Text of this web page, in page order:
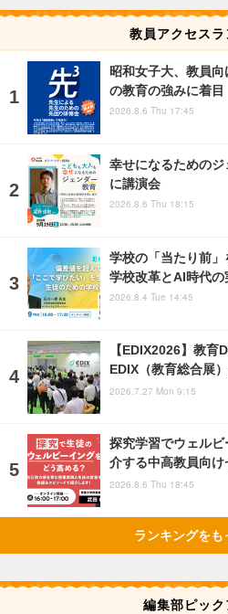
教員アクセスラ
昭和女子大、教員
の教育の強みに着目
2026.8.6 Thu 17:45
幸せになるための
に講演会
2026.8.6 Thu 18:15
学校の「当たり前
学校改革とAI時代の
2026.8.4 Tue 14:45
【EDIX2026】教育
EDIX（教育総合展
2026.7.27 Mon 9:15
探究学習でウェル
介する中高教員向
2026.8.6 Thu 18:45
ランキングをも
編集部ピック